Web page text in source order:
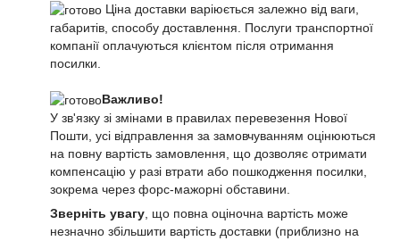
Ціна доставки варіюється залежно від ваги,
габаритів, способу доставлення. Послуги транспортної
компанії оплачуються клієнтом після отримання
посилки.
Важливо!
У зв'язку зі змінами в правилах перевезення Нової
Пошти, усі відправлення за замовчуванням оцінюються
на повну вартість замовлення, що дозволяє отримати
компенсацію у разі втрати або пошкодження посилки,
зокрема через форс-мажорні обставини.
Зверніть увагу, що повна оціночна вартість може
незначно збільшити вартість доставки (приблизно на